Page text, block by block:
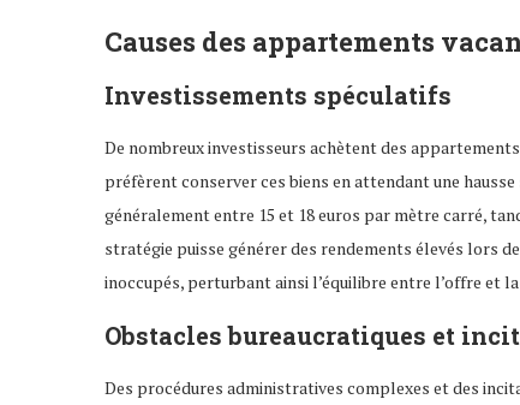
Causes des appartements
Investissements spéculatifs
De nombreux investisseurs achètent des
préfèrent conserver ces biens en attendant une
généralement entre 15 et 18 euros par mètre carré,
stratégie puisse générer des rendements élevés lors
inoccupés, perturbant ainsi l’équilibre entre l’offre et la
Obstacles bureaucratiques et
Des procédures administratives complexes et des